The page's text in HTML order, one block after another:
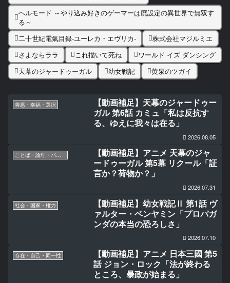
ヘルモード ～やり込み好きのゲーマーは廃設定の異世界で無双す
る～
二十世紀電氣目録-ユーレカ・エヴリカ-
株式会社マジルミエ
さよならララ
これ描いて死ね
ワールド イズ ダンシング
天幕のジャードゥーガル
幼女戦記 黄泉のツガイ
善悪・幸福・選択
【動画補足】天幕のジャードゥー
ガル 第6話 カミュ「私は反抗す
る、ゆえに我々は在る」
2026.08.05
ことば・論理・パラドックス
【動画補足】アニメ 天幕のジャ
ードゥーガル 第5幕 リクール「証
言か？荷物か？」
2026.07.31
社会・国家・権力
【動画補足】幼女戦記Ⅱ 第1話 ヴ
ァルター・ベンヤミン「プロパガ
ンダの本当の恐ろしさ」
2026.07.10
存在・自己・同一性
【動画補足】アニメ 日本三國 第5
話 ジョン・ロック「法が終わる
ところ、暴政が始まる」